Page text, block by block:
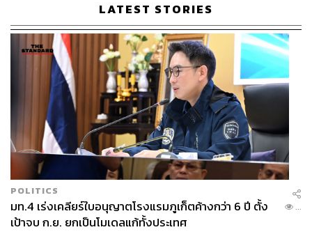
LATEST STORIES
POLITICS
มท.4 เร่งเคลียร์ใบอนุญาตโรงแรมภูเก็ตค้างกว่า 6 ปี ตั้ง
เป้าจบ ก.ย. ยกเป็นโมเดลแก้ทั้งประเทศ
...